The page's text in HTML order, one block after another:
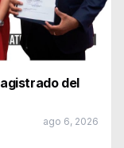
del
ago 6, 2026